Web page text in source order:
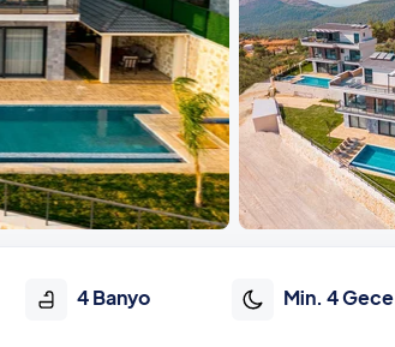
4 Banyo Min. 4 Gece